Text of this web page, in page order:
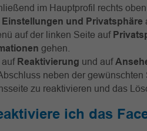
im Hauptprofil rechts
Einstellungen und Privatsphäre
auf der linken Seite auf
gehen.
auf Reaktivierung und auf
neben der gewünschten
zu reaktivieren und das
ich das